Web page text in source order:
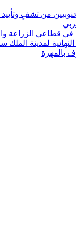
من تشفٍ وتأييد
قطاعي الزراعة
لمدينة الملك
بالمهرة